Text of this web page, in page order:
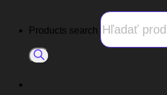
Products search